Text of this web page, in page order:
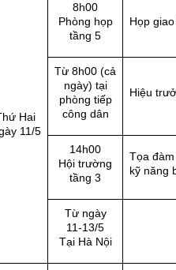
Hai
11/5
8h00
Phòng họp
tầng 5
Họp
Từ 8h00 (cả
ngày) tại
phòng tiếp
công dân
Hiệu
14h00
Hội trường
tầng 3
Tọa
kỹ năng
Từ ngày
11-13/5
Tại Hà Nội